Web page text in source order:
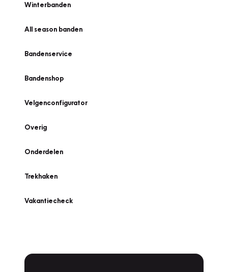
Winterbanden
All season banden
Bandenservice
Bandenshop
Velgenconfigurator
Overig
Onderdelen
Trekhaken
Vakantiecheck